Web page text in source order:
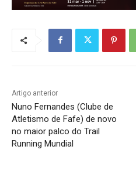
Artigo anterior
Nuno Fernandes (Clube de
Atletismo de Fafe) de novo
no maior palco do Trail
Running Mundial